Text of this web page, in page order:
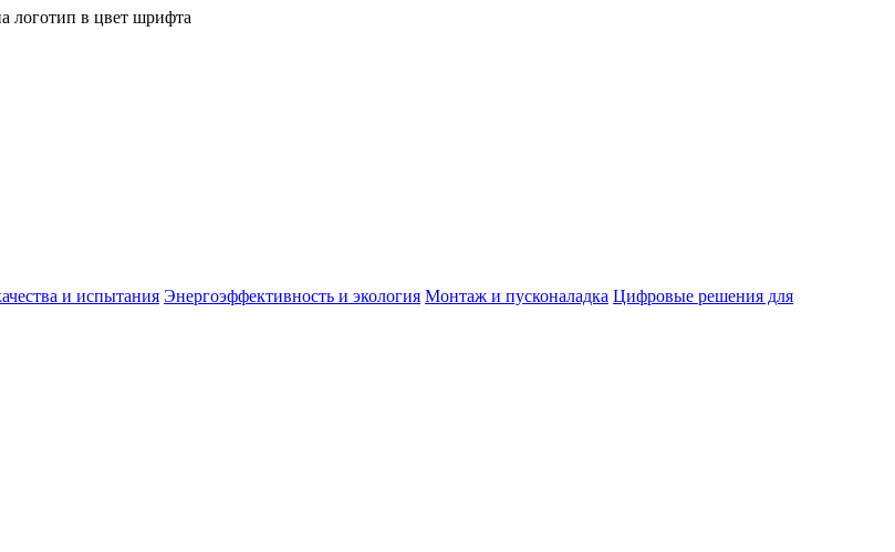
логотип в цвет шрифта
и испытания Энергоэффективность и экология Монтаж и пусконаладка Цифровые решения для